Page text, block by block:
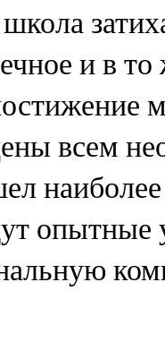
школа
и в
всем
опытные